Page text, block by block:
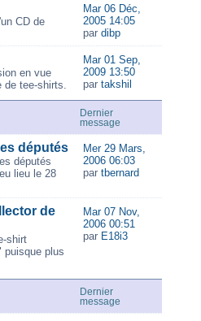
CD de
Mar 06 Déc,
2005 14:05
par dibp
en vue
de tee-shirts.
Mar 01 Sep,
2009 13:50
par takshil
Dernier
message
députés
députés
lieu le 28
Mer 29 Mars,
2006 06:03
par tbernard
de
shirt
puisque plus
Mar 07 Nov,
2006 00:51
par E18i3
Dernier
message